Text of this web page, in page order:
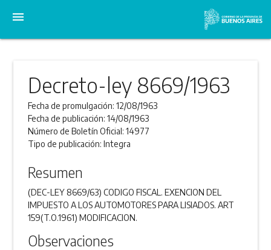
menu
Decreto-ley 8669/1963
Fecha de promulgación:12/08/1963
Fecha de publicación:14/08/1963
Número de Boletín Oficial:14977
Tipo de publicación:Integra
Resumen
(DEC-LEY 8669/63) CODIGO FISCAL. EXENCION DEL
IMPUESTO A LOS AUTOMOTORES PARA LISIADOS. ART
159(T.O.1961) MODIFICACION.
Observaciones